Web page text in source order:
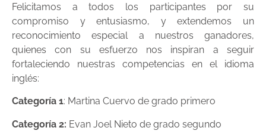
Felicitamos a todos los participantes por su
compromiso y entusiasmo, y extendemos un
reconocimiento especial a nuestros ganadores,
quienes con su esfuerzo nos inspiran a seguir
fortaleciendo nuestras competencias en el idioma
inglés:
Categoría 1: Martina Cuervo de grado primero
Categoría 2: Evan Joel Nieto de grado segundo